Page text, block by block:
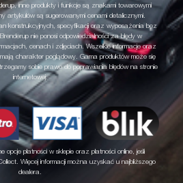
inne produkty i funkcje są znakami towarowymi
artykułów są sugerowanymi cenami detalicznymi.
konstrukcyjnych, specyfikacji oraz wyposażenia bez
nie ponosi odpowiedzialności za błędy w
cenach i zdjęciach. Wszelkie informacje oraz
charakter poglądowy. Gama produktów może się
sobie prawo do poprawiania błędów na stronie
internetowej.
płatności w sklepie oraz płatności online, jeśli
Więcej informacji można uzyskać u najbliższego
dealera.